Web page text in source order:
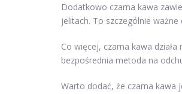
Dodatkowo czarna kawa
jelitach. To szczególnie
Co więcej, czarna kawa
bezpośrednia metoda na
Warto dodać, że czarna kawa